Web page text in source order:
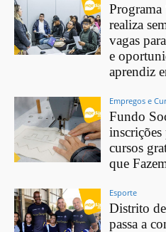
Programa
realiza
vagas
e
aprendiz
Empregos e
Fundo
inscrições
cursos
que
Esporte
Distrito
passa a